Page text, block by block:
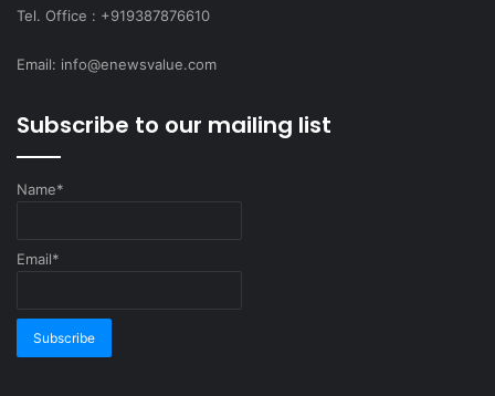
Tel. Office : +919387876610
Email: info@enewsvalue.com
Subscribe to our mailing list
Name*
Email*